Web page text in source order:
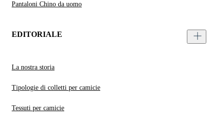
Pantaloni Chino da uomo
EDITORIALE
La nostra storia
Tipologie di colletti per camicie
Tessuti per camicie